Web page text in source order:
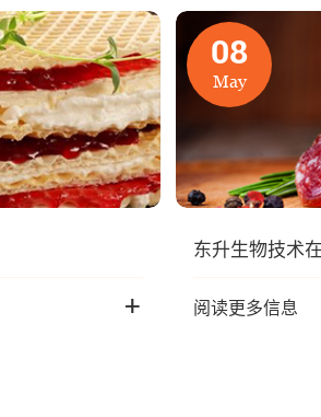
+
08
May
东升生物技术
阅读更多信息